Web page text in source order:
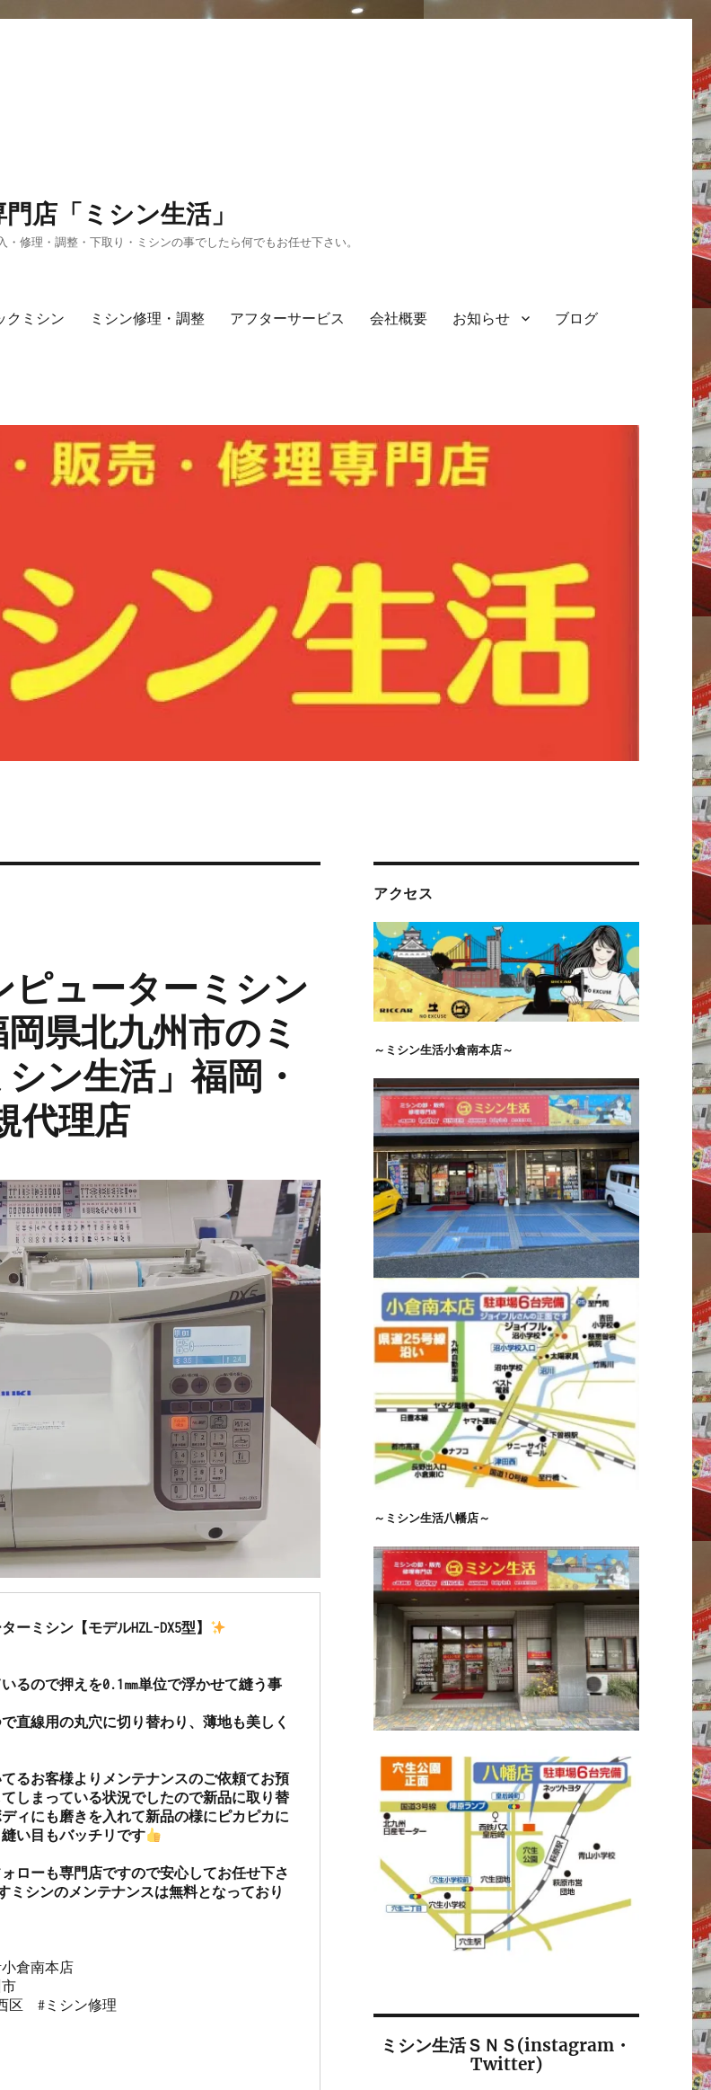
店「ミシン生活」
修理・調整・下取り・ミシンの事でしたら何でもお任せ下さい。
クミシン ミシン修理・調整 アフターサービス 会社概要 お知らせ ブログ
ューターミシン
県北九州市のミ
ン生活」福岡・
代理店
ーミシン【モデルHZL-DX5型】
るので押えを0.1㎜単位で浮かせて縫う事
直線用の丸穴に切り替わり、薄地も美しく
るお客様よりメンテナンスのご依頼てお預
しまっている状況でしたので新品に取り替
ィにも磨きを入れて新品の様にピカピカに
い目もバッチリです
ローも専門店ですので安心してお任せ下さ
ミシンのメンテナンスは無料となっており
倉南本店
区  #ミシン修理
アクセス
～ミシン生活小倉南本店～
～ミシン生活八幡店～
ミシン生活ＳＮＳ(instagram・
Twitter)